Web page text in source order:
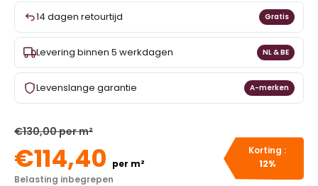
14 dagen retourtijd Gratis
Levering binnen 5 werkdagen NL & BE
Levenslange garantie A-merken
€130,00 per m²
€114,40 per m²
Belasting inbegrepen
Korting :
12%